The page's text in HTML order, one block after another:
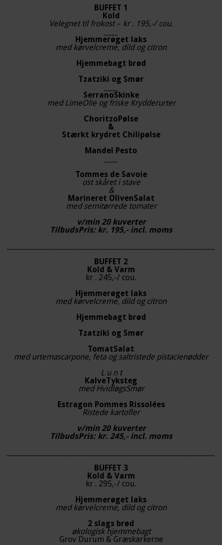
BUFFET 1
Kold
Velegnet til frokost– kr . 195,-/ cou.
Hjemmerøget laks
med kørvelcreme, dild og citron
Hjemmebagt brød
Tzatziki og Smør
SerranoSkinke
med LimeOlie og friske Krydderurter
ChoritzoPølse
&
Stærkt krydret Chilipølse
Mandel Pesto
Tommes de Savoie
ost skåret i stave
&
Marineret OlivenSalat
med semitørrede tomater
v/min 20 kuverter
TilbudsPris: kr. 195,- incl. moms
BUFFET 2
Kold & Varm
kr . 245,-/ cou.
Hjemmerøget laks
med kørvelcreme, dild og citron
Hjemmebagt brød
Tzatziki og Smør
TomatSalat
med urtemascarpone, feta og saltristede pistacienødder
L u n t
KalveTyksteg
med HvidløgsSmør
Estragon Pommes Rissolées
Ristede kartofler
v/min 20 kuverter
TilbudsPris: kr. 245,- incl. moms
BUFFET 3
Kold & Varm
kr . 295,-/ cou.
Hjemmerøget laks
med kørvelcreme, dild og citron
2 slags brød
økologisk hjemmebagt
Grov Durum & Græskarkerne